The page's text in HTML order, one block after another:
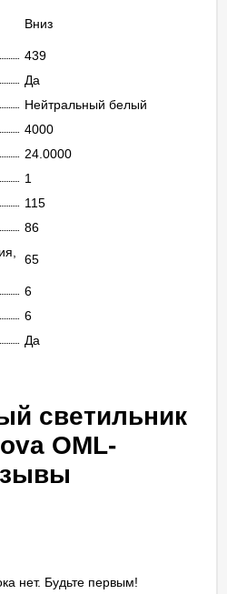
Вниз
439
Да
Нейтральный белый
4000
24.0000
1
115
86
65
6
6
Да
светильник
OML-
нет. Будьте первым!